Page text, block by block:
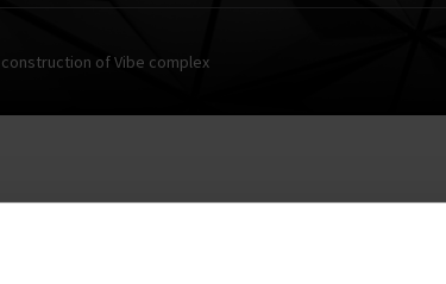
of Vibe complex
near Vibe 1. The project will also include a